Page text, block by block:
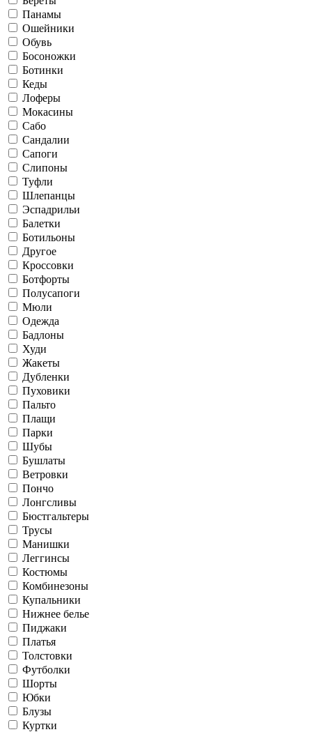
Панамы
Ошейники
Обувь
Босоножки
Ботинки
Кеды
Лоферы
Мокасины
Сабо
Сандалии
Сапоги
Слипоны
Туфли
Шлепанцы
Эспадрильи
Балетки
Ботильоны
Другое
Кроссовки
Ботфорты
Полусапоги
Мюли
Одежда
Бадлоны
Худи
Жакеты
Дубленки
Пуховики
Пальто
Плащи
Парки
Шубы
Бушлаты
Ветровки
Пончо
Лонгсливы
Бюстгальтеры
Трусы
Манишки
Леггинсы
Костюмы
Комбинезоны
Купальники
Нижнее белье
Пиджаки
Платья
Толстовки
Футболки
Шорты
Юбки
Блузы
Куртки